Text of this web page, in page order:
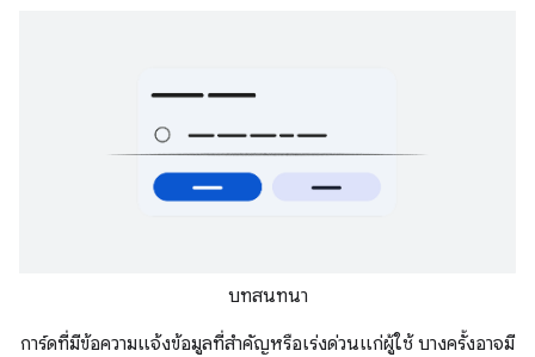
บทสนทนา
การ์ดที่มีข้อความแจ้งข้อมูลที่สำคัญหรือเร่งด่วนแก่ผู้ใช้ บางครั้งอาจมี